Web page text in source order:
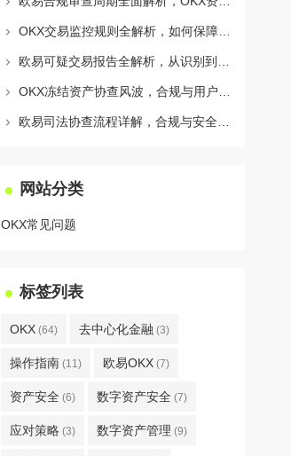
网站分类
OKX常见问题
标签列表
OKX (64) 去中心化金融 (3)
操作指南 (11) 欧易OKX (7)
资产安全 (6) 数字资产安全 (7)
应对策略 (3) 数字资产管理 (9)